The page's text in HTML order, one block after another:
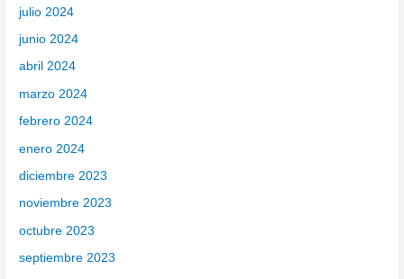
julio 2024
junio 2024
abril 2024
marzo 2024
febrero 2024
enero 2024
diciembre 2023
noviembre 2023
octubre 2023
septiembre 2023